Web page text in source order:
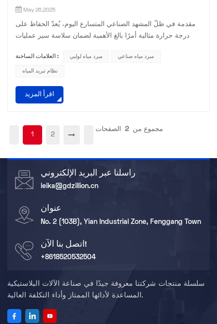
May 26,2025
مقدمة في ظلّ المشهد الصناعي المتسارع اليوم، يُعدّ الحفاظ على
درجة حرارة مثالية أمرًا بالغ الأهمية لضمان سلاسة سير عمليات
مبردات الهواء اللولبية كحلٍّ رائد للتبريد الموثوق والموفر للطاقة،
حيث تُقدّم أداءً قويًا وقابلية للتكيّف مع مختلف متطلبات التبريد.
العلامات الساخنة : مبرد مياه لولبي مبرد مياه صناعي
نظام تبريد المياه
اقرأ المزيد
1 2
مجموع من 2 الصفحات
راسلنا عبر البريد الإلكتروني
leika@gdzillion.cn
عنوان
No. 2 (103B), Yian Industrial Zone, Fenggang Town
اتصل بنا الآن!
+8618520532504
سلسلة منتجات شركتنا معروفة جيدًا في صناعة الآلات البلاستيكية
المساعدة لأدائها الممتاز وأداء التكلفة العالية.